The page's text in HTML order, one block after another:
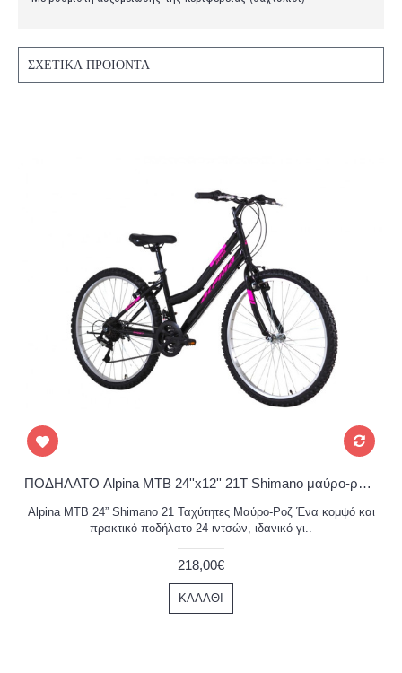
ΣΧΕΤΙΚΆ ΠΡΟΙΌΝΤΑ
ΠΟΔΗΛΑΤΟ Alpina MTB 24''x12'' 21T Shimano μαύρο-ρόζ 2026
Alpina MTB 24” Shimano 21 Ταχύτητες Μαύρο-Ροζ Ένα κομψό και
πρακτικό ποδήλατο 24 ιντσών, ιδανικό γι..
218,00€
ΚΑΛΆΘΙ